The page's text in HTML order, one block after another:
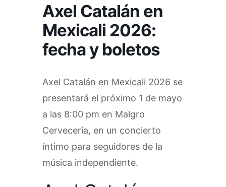
Axel Catalán en
Mexicali 2026:
fecha y boletos
Axel Catalán en Mexicali 2026 se
presentará el próximo 1 de mayo
a las 8:00 pm en Malgro
Cervecería, en un concierto
íntimo para seguidores de la
música independiente.